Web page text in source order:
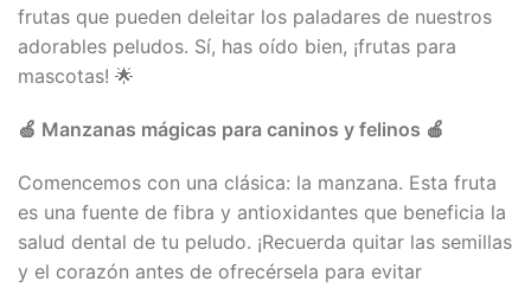
frutas que pueden deleitar los paladares de nuestros
adorables peludos. Sí, has oído bien, ¡frutas para
mascotas! 🌟
🍏 Manzanas mágicas para caninos y felinos 🍎
Comencemos con una clásica: la manzana. Esta fruta
es una fuente de fibra y antioxidantes que beneficia la
salud dental de tu peludo. ¡Recuerda quitar las semillas
y el corazón antes de ofrecérsela para evitar